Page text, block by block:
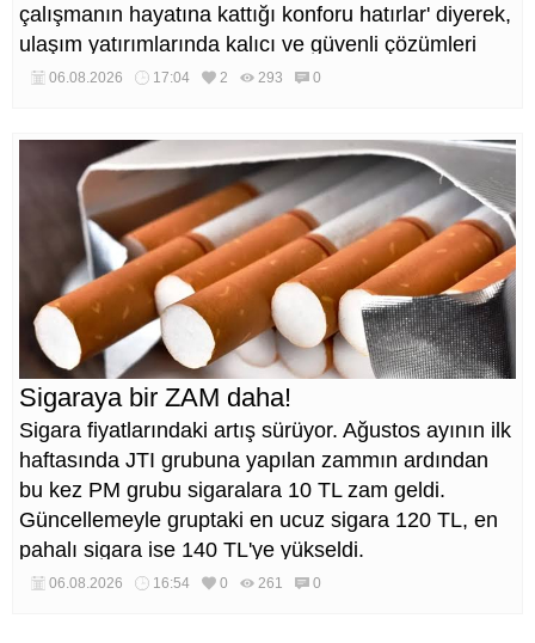
çalışmanın hayatına kattığı konforu hatırlar' diyerek,
ulaşım yatırımlarında kalıcı ve güvenli çözümleri
öncelediklerini söyledi. Arıkan, bu sezon yaklaşık 40
06.08.2026 17:04 2 293 0
Sigaraya bir ZAM daha!
Sigara fiyatlarındaki artış sürüyor. Ağustos ayının ilk
haftasında JTI grubuna yapılan zammın ardından
bu kez PM grubu sigaralara 10 TL zam geldi.
Güncellemeyle gruptaki en ucuz sigara 120 TL, en
pahalı sigara ise 140 TL'ye yükseldi.
06.08.2026 16:54 0 261 0